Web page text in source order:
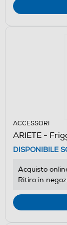
ACCESSORI
ARIETE -
DISPONIBILE
Acquisto
Ritiro in